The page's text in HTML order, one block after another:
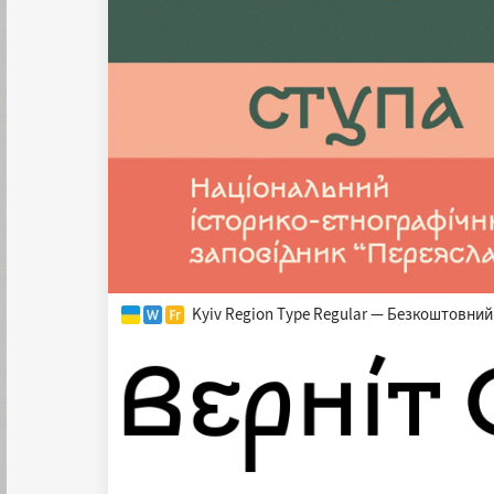
Kyiv Region Type Regular — Безкоштовний